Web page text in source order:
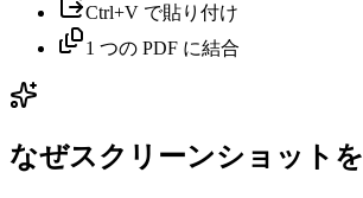
Ctrl+V で貼り付け
1 つの PDF に結合
なぜスクリーンショット